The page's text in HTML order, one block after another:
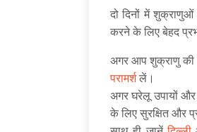
दो दिनों में
करने के लिए बेहद
अगर आप शुक्राणु की
परामर्शलें।
अगर घरेलू उपायों
के लिए सुरक्षित और